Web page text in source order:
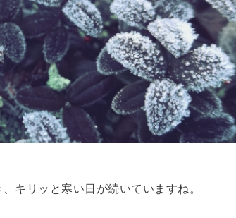
キリッと寒い日が続いていますね。